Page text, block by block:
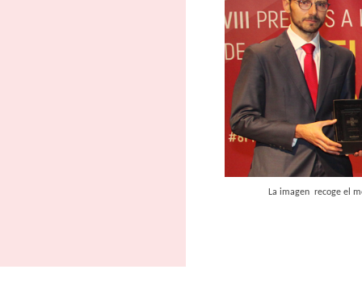
La imagen recoge el